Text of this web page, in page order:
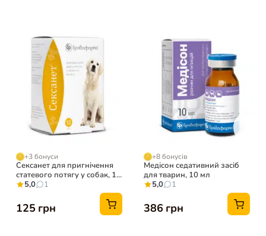
+3 бонуси
Сексанет для пригнічення
статевого потягу у собак, 10
мл5,0 1
125 грн
+8 бонусів
Медісон седативний засіб
для тварин, 10 мл
5,0
1
386 грн